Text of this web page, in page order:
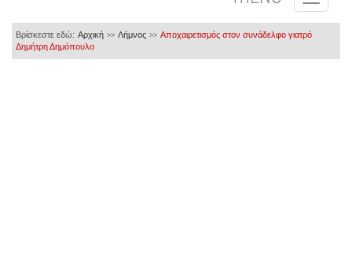
Βρίσκεστε εδώ: Αρχική >> Λήμνος >> Αποχαιρετισμός στον συνάδελφο γιατρό
Δημήτρη Δημόπουλο